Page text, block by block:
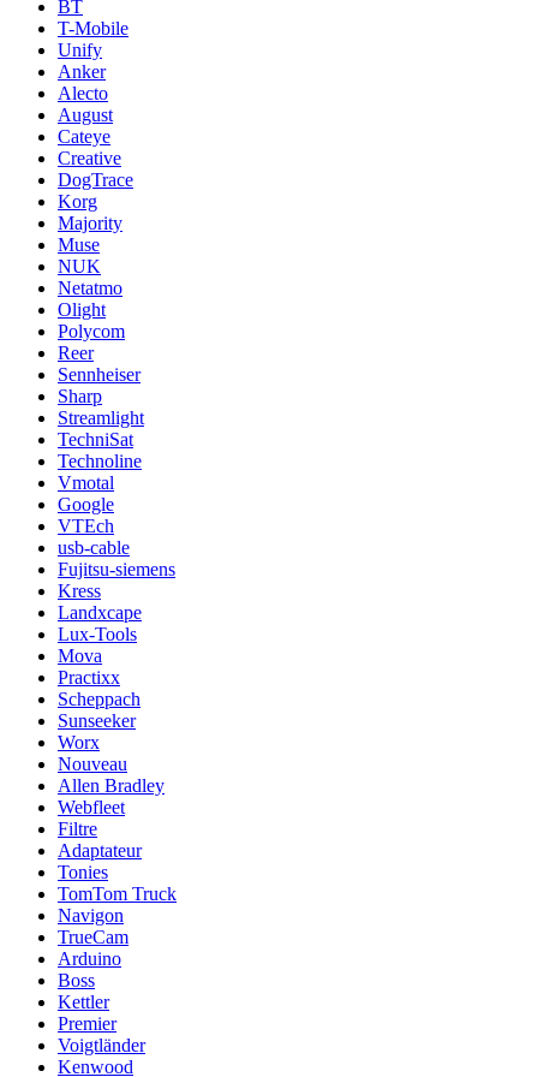
BT
T-Mobile
Unify
Anker
Alecto
August
Cateye
Creative
DogTrace
Korg
Majority
Muse
NUK
Netatmo
Olight
Polycom
Reer
Sennheiser
Sharp
Streamlight
TechniSat
Technoline
Vmotal
Google
VTEch
usb-cable
Fujitsu-siemens
Kress
Landxcape
Lux-Tools
Mova
Practixx
Scheppach
Sunseeker
Worx
Nouveau
Allen Bradley
Webfleet
Filtre
Adaptateur
Tonies
TomTom Truck
Navigon
TrueCam
Arduino
Boss
Kettler
Premier
Voigtländer
Kenwood